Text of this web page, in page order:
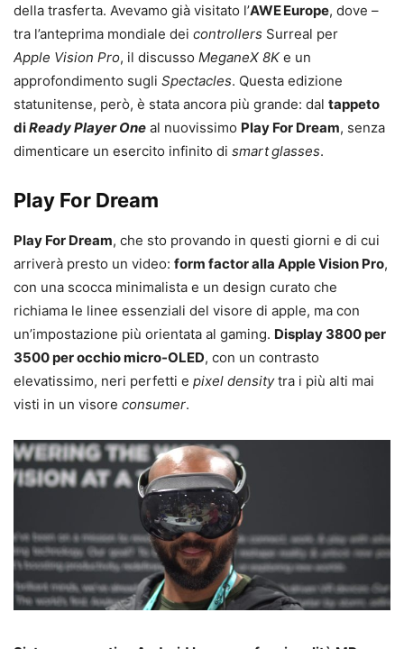
della trasferta. Avevamo già visitato l’AWE Europe, dove –
tra l’anteprima mondiale dei controllers Surreal per
Apple Vision Pro, il discusso MeganeX 8Ke un
approfondimento sugli Spectacles. Questa edizione
statunitense, però, è stata ancora più grande: dal tappeto
diReady Player One al nuovissimo Play For Dream, senza
dimenticare un esercito infinito di smart glasses.
Play For Dream
Play For Dream, che sto provando in questi giorni e di cui
arriverà presto un video: form factor alla Apple Vision Pro,
con una scocca minimalista e un design curato che
richiama le linee essenziali del visore di apple, ma con
un’impostazione più orientata al gaming. Display 3800 per
3500 per occhio micro-OLED, con un contrasto
elevatissimo, neri perfetti e pixel densitytra i più alti mai
visti in un visore consumer.